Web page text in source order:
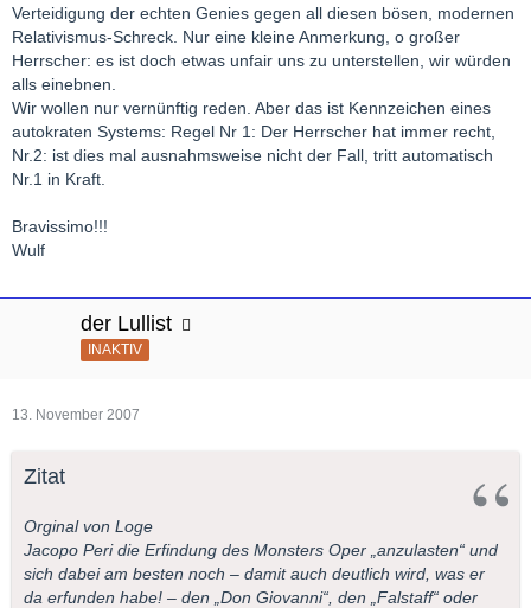
Verteidigung der echten Genies gegen all diesen bösen, modernen
Relativismus-Schreck. Nur eine kleine Anmerkung, o großer
Herrscher: es ist doch etwas unfair uns zu unterstellen, wir würden
alls einebnen.
Wir wollen nur vernünftig reden. Aber das ist Kennzeichen eines
autokraten Systems: Regel Nr 1: Der Herrscher hat immer recht,
Nr.2: ist dies mal ausnahmsweise nicht der Fall, tritt automatisch
Nr.1 in Kraft.
Bravissimo!!!
Wulf
der Lullist
INAKTIV
13. November 2007
Zitat
Orginal von Loge
Jacopo Peri die Erfindung des Monsters Oper „anzulasten“ und
sich dabei am besten noch – damit auch deutlich wird, was er
da erfunden habe! – den „Don Giovanni“, den „Falstaff“ oder